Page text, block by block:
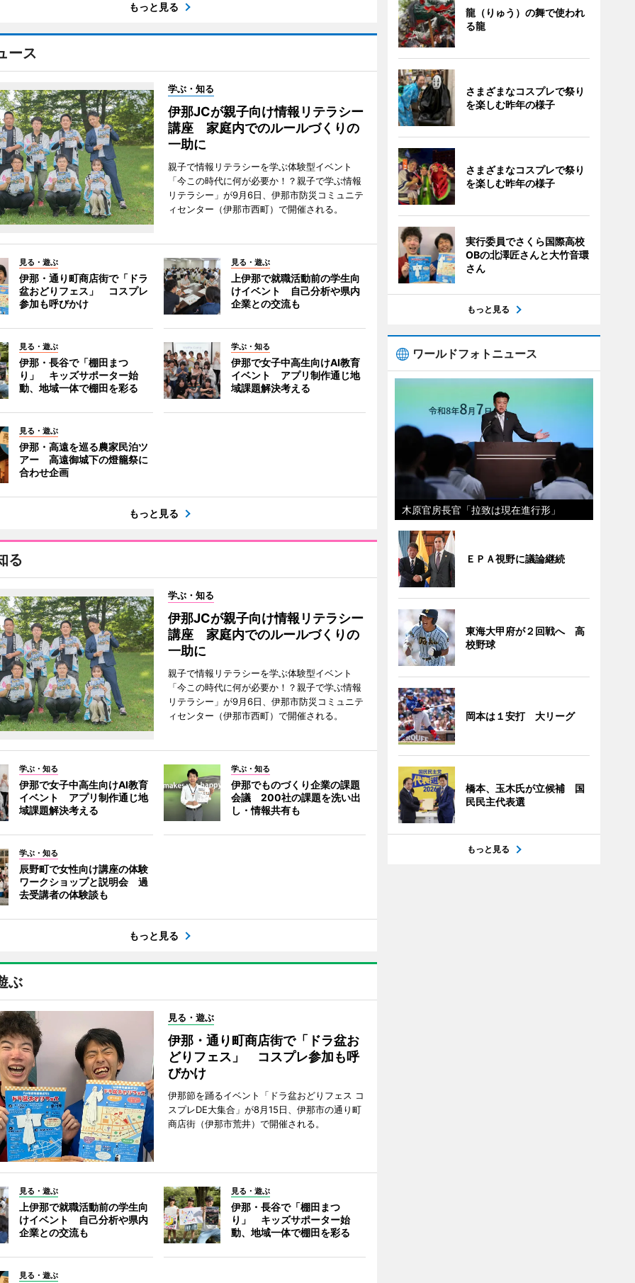
もっと見る
ース
学ぶ・知る
伊那JCが親子向け情報リテラシー
講座 家庭内でのルールづくりの
一助に
親子で情報リテラシーを学ぶ体験型イベント
「今この時代に何が必要か！？親子で学ぶ情報
リテラシー」が9月6日、伊那市防災コミュニテ
ィセンター（伊那市西町）で開催される。
見る・遊ぶ
伊那・通り町商店街で「ドラ
盆おどりフェス」 コスプレ
参加も呼びかけ
見る・遊ぶ
上伊那で就職活動前の学生向
けイベント 自己分析や県内
企業との交流も
見る・遊ぶ
伊那・長谷で「棚田まつ
り」 キッズサポーター始
動、地域一体で棚田を彩る
学ぶ・知る
伊那で女子中高生向けAI教育
イベント アプリ制作通じ地
域課題解決考える
見る・遊ぶ
伊那・高遠を巡る農家民泊ツ
アー 高遠御城下の燈籠祭に
合わせ企画
もっと見る
る
学ぶ・知る
伊那JCが親子向け情報リテラシー
講座 家庭内でのルールづくりの
一助に
親子で情報リテラシーを学ぶ体験型イベント
「今この時代に何が必要か！？親子で学ぶ情報
リテラシー」が9月6日、伊那市防災コミュニテ
ィセンター（伊那市西町）で開催される。
学ぶ・知る
伊那で女子中高生向けAI教育
イベント アプリ制作通じ地
域課題解決考える
学ぶ・知る
伊那でものづくり企業の課題
会議 200社の課題を洗い出
し・情報共有も
学ぶ・知る
辰野町で女性向け講座の体験
ワークショップと説明会 過
去受講者の体験談も
もっと見る
ぶ
見る・遊ぶ
伊那・通り町商店街で「ドラ盆お
どりフェス」 コスプレ参加も呼
びかけ
伊那節を踊るイベント「ドラ盆おどりフェス コ
スプレDE大集合」が8月15日、伊那市の通り町
商店街（伊那市荒井）で開催される。
見る・遊ぶ
上伊那で就職活動前の学生向
けイベント 自己分析や県内
企業との交流も
見る・遊ぶ
伊那・長谷で「棚田まつ
り」 キッズサポーター始
動、地域一体で棚田を彩る
見る・遊ぶ
龍（りゅう）の舞で使われ
る龍
さまざまなコスプレで祭り
を楽しむ昨年の様子
さまざまなコスプレで祭り
を楽しむ昨年の様子
実行委員でさくら国際高校
OBの北澤匠さんと大竹音環
さん
もっと見る
ワールドフォトニュース
木原官房長官「拉致は現在進行形」
ＥＰＡ視野に議論継続
東海大甲府が２回戦へ 高
校野球
岡本は１安打 大リーグ
橋本、玉木氏が立候補 国
民民主代表選
もっと見る